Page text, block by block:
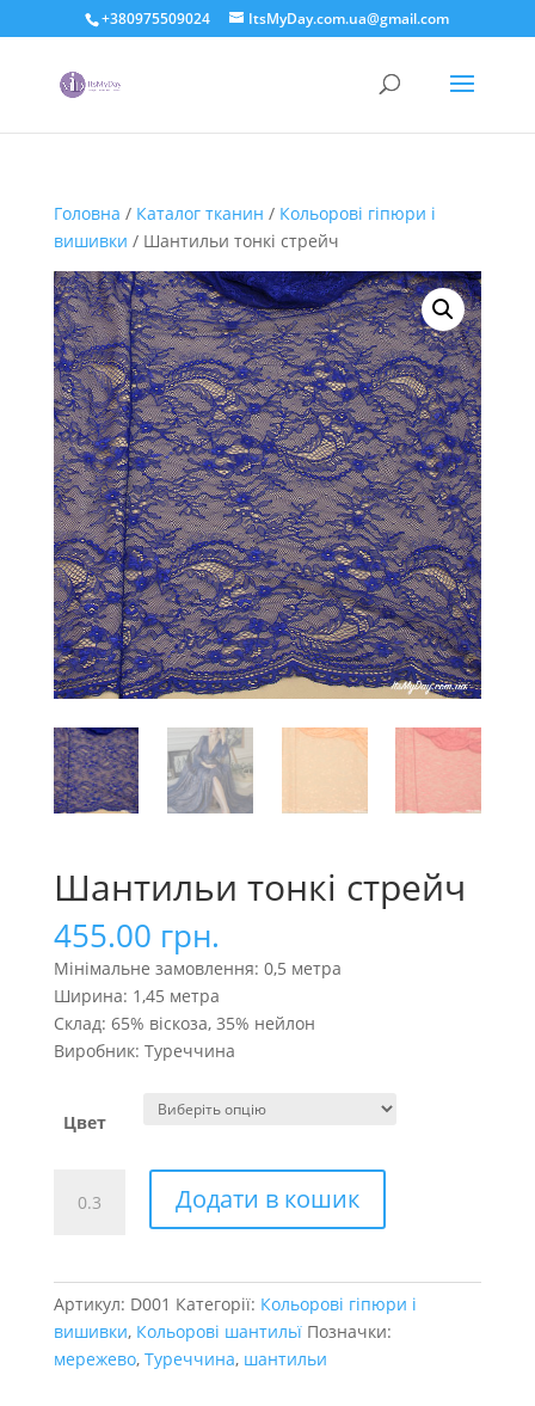
+380975509024 ItsMyDay.com.ua@gmail.com
Головна / Каталог тканин / Кольорові гіпюри і
вишивки / Шантильи тонкі стрейч
Шантильи тонкі стрейч
455.00 грн.
Мінімальне замовлення: 0,5 метра
Ширина: 1,45 метра
Склад: 65% віскоза, 35% нейлон
Виробник: Туреччина
Цвет
тонкі
Додати в кошик
Артикул: D001 Категорії: Кольорові гіпюри і
вишивки, Кольорові шантильї Позначки:
мережево, Туреччина, шантильи